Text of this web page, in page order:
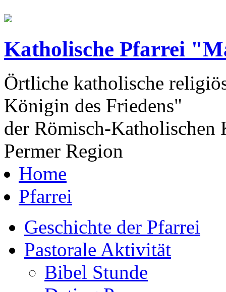
Katholische Pfarrei
Örtliche katholische
Königin des Friedens"
der Römisch-Katholischen
Permer Region
Home
Pfarrei
Geschichte der Pfarrei
Pastorale Aktivität
Bibel Stunde